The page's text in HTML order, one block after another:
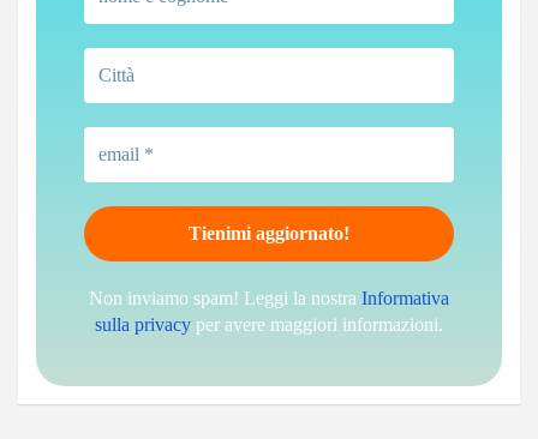
Non inviamo spam! Leggi la nostra Informativa
sulla privacy per avere maggiori informazioni.